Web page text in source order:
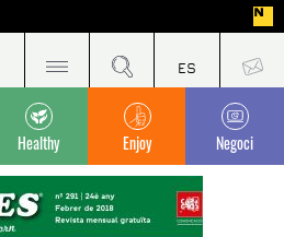
Healthy Enjoy Negoci